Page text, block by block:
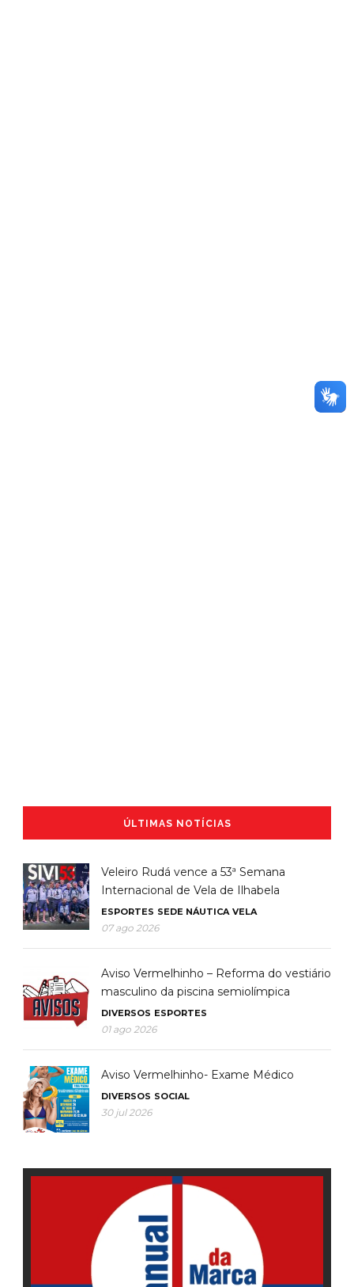
ÚLTIMAS NOTÍCIAS
Veleiro Rudá vence a 53ª Semana
Internacional de Vela de Ilhabela
ESPORTES SEDE NÁUTICA VELA
07 ago 2026
Aviso Vermelhinho – Reforma do vestiário
masculino da piscina semiolímpica
DIVERSOS ESPORTES
01 ago 2026
Aviso Vermelhinho- Exame Médico
DIVERSOS SOCIAL
30 jul 2026